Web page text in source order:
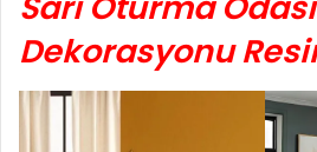
Dekorasyonu